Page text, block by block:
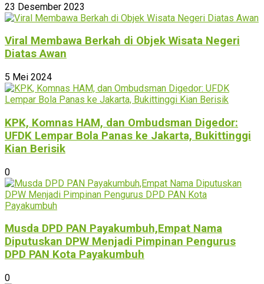
23 Desember 2023
Viral Membawa Berkah di Objek Wisata Negeri
Diatas Awan
5 Mei 2024
KPK, Komnas HAM, dan Ombudsman Digedor:
UFDK Lempar Bola Panas ke Jakarta, Bukittinggi
Kian Berisik
0
Musda DPD PAN Payakumbuh,Empat Nama
Diputuskan DPW Menjadi Pimpinan Pengurus
DPD PAN Kota Payakumbuh
0